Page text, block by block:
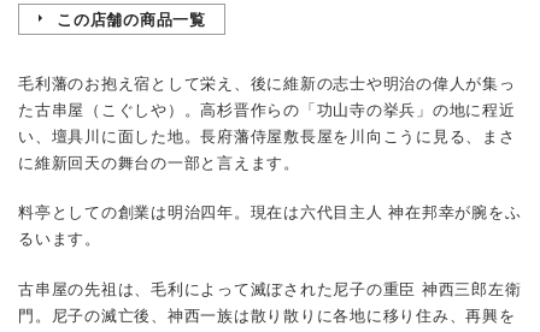
この店舗の商品一覧
毛利藩のお抱え宿として栄え、後に維新の志士や明治の偉人が集っ
た古串屋（こぐしや）。高杉晋作らの「功山寺の挙兵」の地に程近
い、壇具川に面した地。長府藩侍屋敷長屋を川向こうに見る、まさ
に維新回天の舞台の一部と言えます。
料亭としての創業は明治四年。現在は六代目主人 神在邦幸が腕をふ
るいます。
古串屋の先祖は、毛利によって滅ぼされた尼子の重臣 神西三郎左衛
門。尼子の滅亡後、神西一族は散り散りに各地に移り住み、再興を